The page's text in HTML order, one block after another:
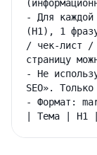
- Для каждой
(H1), 1
/ чек-лист /
страницу
- Не
SEO».
- Формат: